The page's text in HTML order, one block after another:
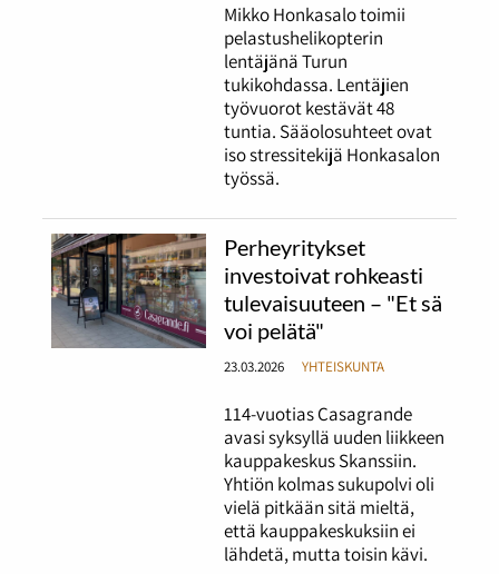
Mikko Honkasalo toimii
pelastushelikopterin
lentäjänä Turun
tukikohdassa. Lentäjien
työvuorot kestävät 48
tuntia. Sääolosuhteet ovat
iso stressitekijä Honkasalon
työssä.
Perheyritykset
investoivat rohkeasti
tulevaisuuteen – "Et sä
voi pelätä"
23.03.2026 YHTEISKUNTA
114-vuotias Casagrande
avasi syksyllä uuden liikkeen
kauppakeskus Skanssiin.
Yhtiön kolmas sukupolvi oli
vielä pitkään sitä mieltä,
että kauppakeskuksiin ei
lähdetä, mutta toisin kävi.